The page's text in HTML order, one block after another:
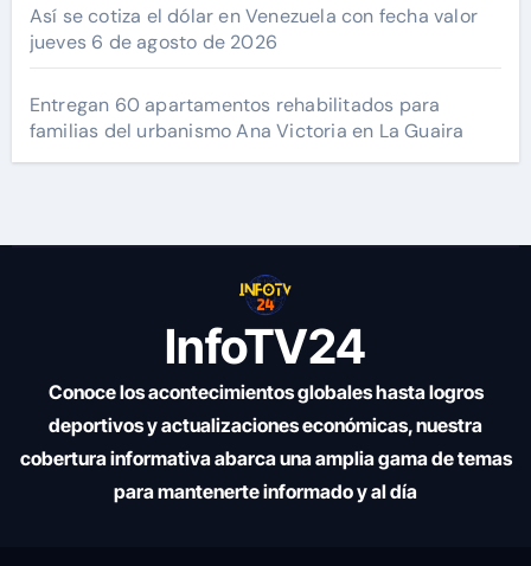
Así se cotiza el dólar en Venezuela con fecha valor
jueves 6 de agosto de 2026
Entregan 60 apartamentos rehabilitados para
familias del urbanismo Ana Victoria en La Guaira
InfoTV24
Conoce los acontecimientos globales hasta logros
deportivos y actualizaciones económicas, nuestra
cobertura informativa abarca una amplia gama de temas
para mantenerte informado y al día